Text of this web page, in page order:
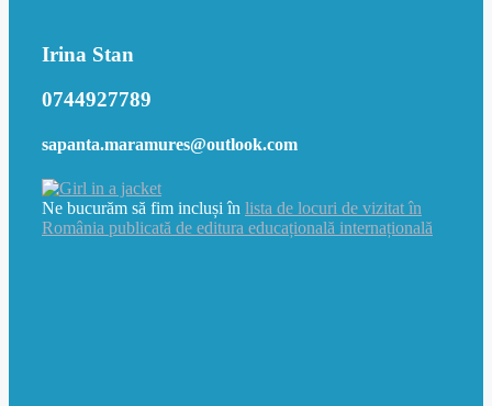
Irina Stan
0744927789
sapanta.maramures@outlook.com
Ne bucurăm să fim incluși în lista de locuri de vizitat în
România publicată de editura educațională internațională